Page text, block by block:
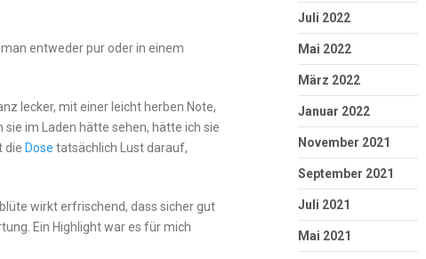
entweder pur oder in einem
lecker, mit einer leicht herben Note,
im Laden hätte sehen, hätte ich sie
die Dose tatsächlich Lust darauf,
wirkt erfrischend, dass sicher gut
Ein Highlight war es für mich
Juli 2022
Mai 2022
März 2022
Januar 2022
November 2021
September 2021
Juli 2021
Mai 2021